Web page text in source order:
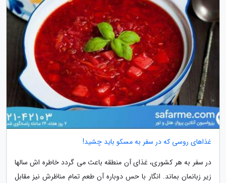
غذاهای روسی که در سفر به مسکو باید چشید!
در سفر به هر کشوری، غذای آن منطقه باعث می گردد خاطره اش سالها
زیر زبانمان بماند. انگار با حس دوباره آن طعم تمام مناظرش نیز مقابل